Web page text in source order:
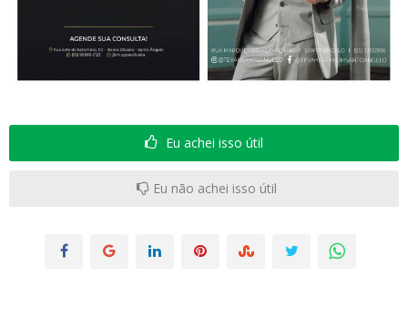
Eu achei isso útil
Eu não achei isso útil